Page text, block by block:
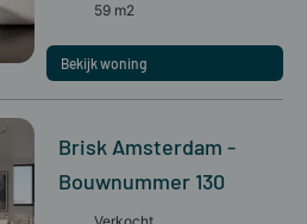
59 m2
Bekijk woning
Brisk Amsterdam -
Bouwnummer 130